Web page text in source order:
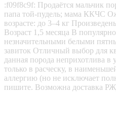
:f09f8c9f: Продаётся мальчик
папа той-пудель; мама ККЧС
возрасте: до 3–4 кг
Возраст 1,5 месяца В
незначительными белыми
завиток Отличный выбор для
данная порода неприхотлива в
только в расческу, в
аллергию (но не исключает
пишите. Возможна доставка